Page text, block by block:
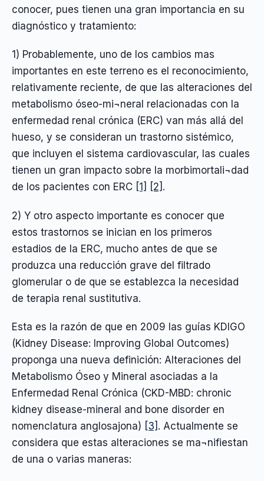
conocer, pues tienen una gran importancia en su
diagnóstico y tratamiento:
1) Probablemente, uno de los cambios mas
importantes en este terreno es el reconocimiento,
relativamente reciente, de que las alteraciones del
metabolismo óseo-mi¬neral relacionadas con la
enfermedad renal crónica (ERC) van más allá del
hueso, y se consideran un trastorno sistémico,
que incluyen el sistema cardiovascular, las cuales
tienen un gran impacto sobre la morbimortali¬dad
de los pacientes con ERC [1] [2] .
2) Y otro aspecto importante es conocer que
estos trastornos se inician en los primeros
estadios de la ERC, mucho antes de que se
produzca una reducción grave del filtrado
glomerular o de que se establezca la necesidad
de terapia renal sustitutiva.
Esta es la razón de que en 2009 las guías KDIGO
(Kidney Disease: Improving Global Outcomes)
proponga una nueva definición: Alteraciones del
Metabolismo Óseo y Mineral asociadas a la
Enfermedad Renal Crónica (CKD-MBD: chronic
kidney disease-mineral and bone disorder en
nomenclatura anglosajona) [3] . Actualmente se
considera que estas alteraciones se ma¬nifiestan
de una o varias maneras: